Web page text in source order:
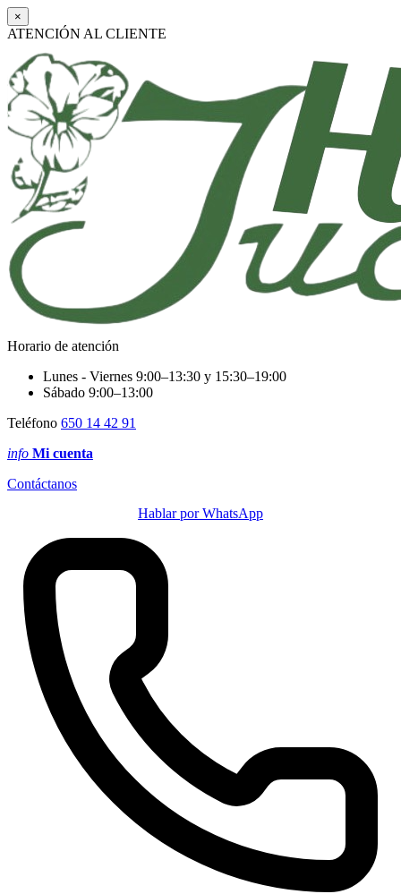
×
ATENCIÓN AL CLIENTE
Horario de atención
Lunes - Viernes 9:00–13:30 y 15:30–19:00
Sábado 9:00–13:00
Teléfono 650 14 42 91
info Mi cuenta
Contáctanos
Hablar por WhatsApp